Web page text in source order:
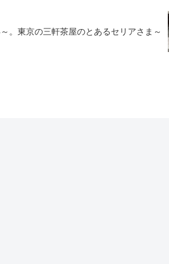
。東京の三軒茶屋のとあるセリアさま～